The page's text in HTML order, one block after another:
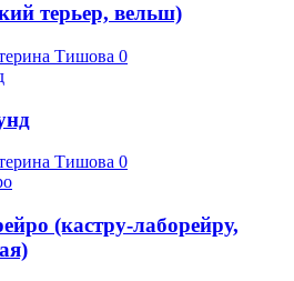
терьер, вельш)
Тишова 0
Тишова 0
(кастру-лаборейру,